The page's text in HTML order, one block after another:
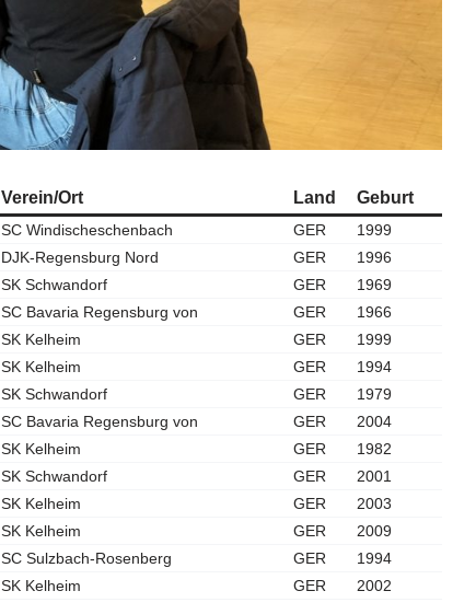
Verein/Ort Land Geburt
SC Windischeschenbach GER
1999
DJK-Regensburg Nord GER
1996
SK Schwandorf GER
1969
SC Bavaria Regensburg von GER
1966
SK Kelheim GER
1999
SK Kelheim GER
1994
SK Schwandorf GER
1979
SC Bavaria Regensburg von GER
2004
SK Kelheim GER
1982
SK Schwandorf GER
2001
SK Kelheim GER
2003
SK Kelheim GER
2009
SC Sulzbach-Rosenberg GER
1994
SK Kelheim GER 2002